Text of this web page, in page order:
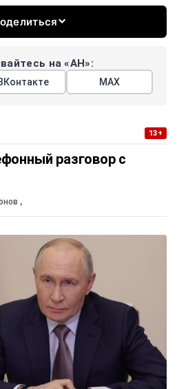
на «АН»:
МАХ
13+
разговор с
,